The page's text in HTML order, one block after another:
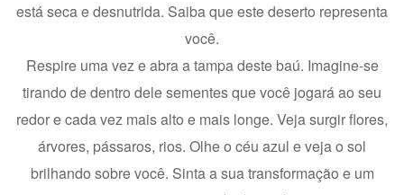
está seca e desnutrida. Saiba que este deserto representa
você.
Respire uma vez e abra a tampa deste baú. Imagine-se
tirando de dentro dele sementes que você jogará ao seu
redor e cada vez mais alto e mais longe. Veja surgir flores,
árvores, pássaros, rios. Olhe o céu azul e veja o sol
brilhando sobre você. Sinta a sua transformação e um